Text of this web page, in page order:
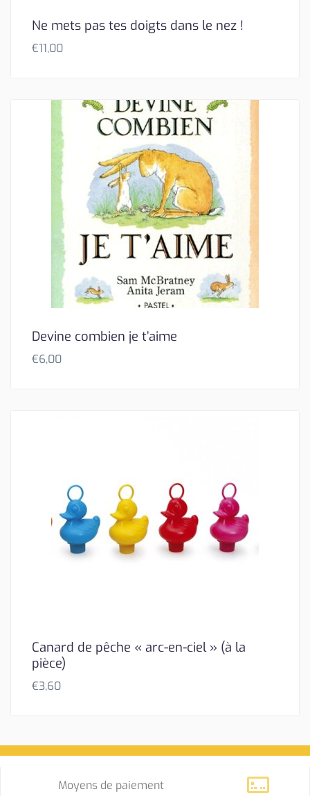
Ne mets pas tes doigts dans le nez !
€11,00
Devine combien je t’aime
€6,00
Canard de pêche « arc-en-ciel » (à la
pièce)
€3,60
Moyens de paiement